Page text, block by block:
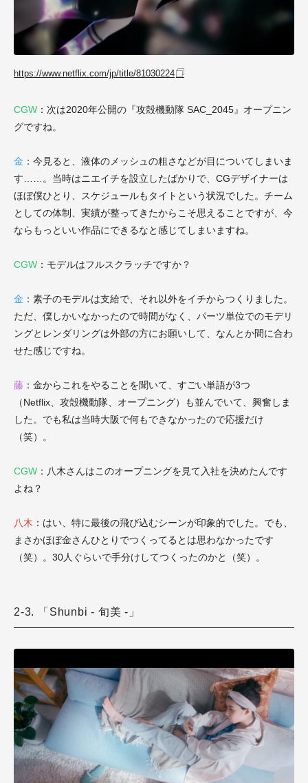
https://www.netflix.com/jp/title/81030224
CGW ：次は2020年公開の『攻殻機動隊 SAC_2045』オープニン
グですね。
金 ：今見ると、液体のメッシュの粗さなどが目についてしまいま
す……。当時はニエイチを設立したばかりで、CGデザイナーは
ほぼ僕ひとり、スケジュールもタイトという状況でした。チーム
としての体制、実績が整ってきたからこそ思えることですが、今
ならもっといい作品にできるなと感じてしまいますね。
CGW ：モデルはフルスクラッチですか？
金 ：素子のモデルは支給で、それ以外をイチからつくりました。
ただ、僕しかいなかったので時間がなく、パーツ単位でのモデリ
ングとレンダリングは外部の方にお願いして、なんとか間に合わ
せた感じですね。
藤 ：金からこれをやることを聞いて、すごい単語が3つ
（Netflix、攻殻機動隊、オープニング）も並んでいて、興奮しま
した。でも私は当時大阪で何もできなかったので応援だけ
（笑）。
CGW ：八木さんはこのオープニングを見て入社を決めたんです
よね？
八木 ：はい、特に最後の飛び込むシーンが印象的でした。でも、
まさかほぼ金さんひとりでつくってるとは思わなかったです
（笑）。30人ぐらいで手分けしてつくったのかと（笑）。
2-3. 「Shunbi - 旬美 -」